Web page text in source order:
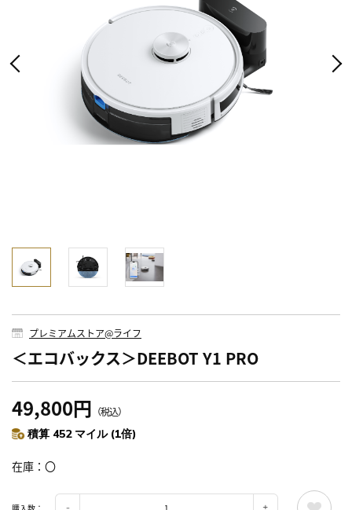
プレミアムストア@ライフ
＜エコバックス＞DEEBOT Y1 PRO
49,800円 （税込）
積算 452 マイル (1倍)
在庫 〇
購入数：